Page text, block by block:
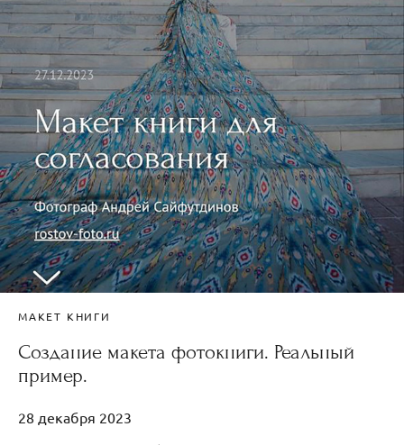
МАКЕТ КНИГИ
Создание макета фотокниги. Реальный
пример.
28 декабря 2023